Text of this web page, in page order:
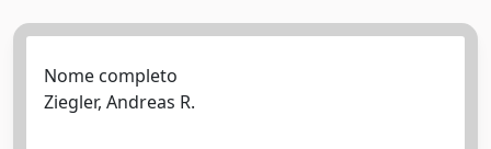
Nome completo
Ziegler, Andreas R.